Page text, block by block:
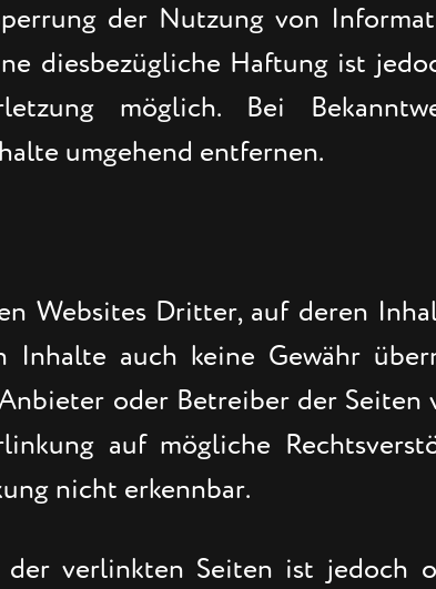
der Nutzung von
diesbezügliche Haftung ist
möglich. Bei
umgehend entfernen.
Websites Dritter, auf deren
Inhalte auch keine Gewähr
oder Betreiber der
auf mögliche
nicht erkennbar.
verlinkten Seiten ist jedoch